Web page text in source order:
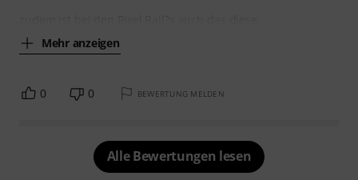
Mehr anzeigen
0 0 BEWERTUNG MELDEN
Alle Bewertungen lesen